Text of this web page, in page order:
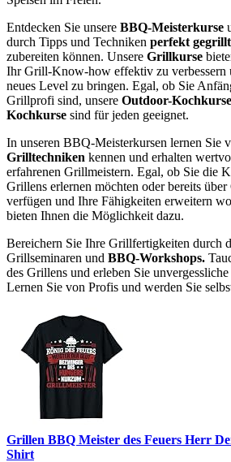
Entdecken Sie unsere BBQ-Meisterkurse
durch Tipps und Techniken perfekt
zubereiten können. Unsere Grillkurse
Ihr Grill-Know-how effektiv zu verbessern
neues Level zu bringen. Egal, ob Sie
Grillprofi sind, unsere Outdoor-Kochkurse
Kochkurse sind für jeden geeignet.
In unseren BBQ-Meisterkursen lernen Sie
Grilltechniken kennen und erhalten
erfahrenen Grillmeistern. Egal, ob Sie die
Grillens erlernen möchten oder bereits
verfügen und Ihre Fähigkeiten erweitern
bieten Ihnen die Möglichkeit dazu.
Bereichern Sie Ihre Grillfertigkeiten durch
Grillseminaren und BBQ-Workshops.
des Grillens und erleben Sie
Lernen Sie von Profis und werden Sie
Grillen BBQ Meister des Feuers Herr
Shirt